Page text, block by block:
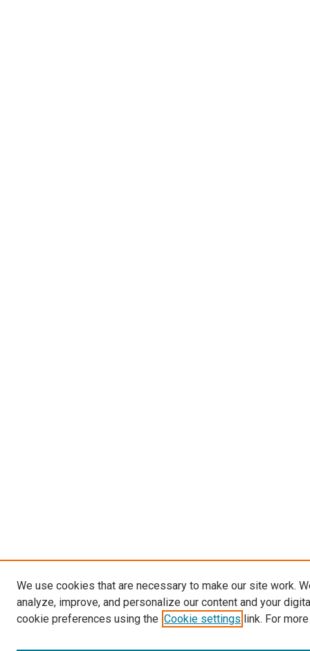
We use cookies that are necessary to make our site work.
analyze, improve, and personalize our content and your
cookie preferences using the Cookie settings link. For